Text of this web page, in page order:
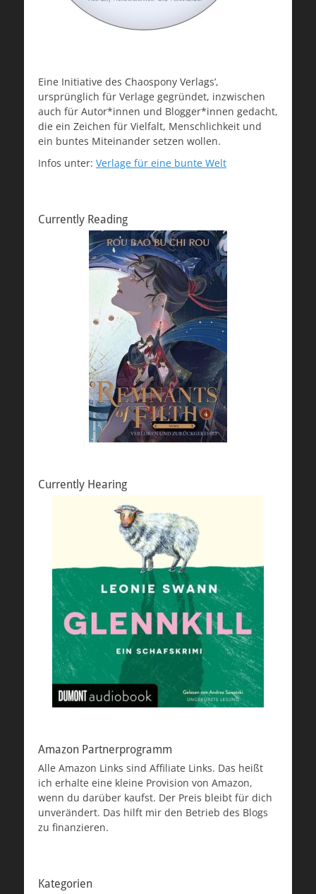
Eine Initiative des Chaospony Verlags’,
ursprünglich für Verlage gegründet, inzwischen
auch für Autor*innen und Blogger*innen gedacht,
die ein Zeichen für Vielfalt, Menschlichkeit und
ein buntes Miteinander setzen wollen.
Infos unter: Verlage für eine bunte Welt
Currently Reading
Currently Hearing
Amazon Partnerprogramm
Alle Amazon Links sind Affiliate Links. Das heißt
ich erhalte eine kleine Provision von Amazon,
wenn du darüber kaufst. Der Preis bleibt für dich
unverändert. Das hilft mir den Betrieb des Blogs
zu finanzieren.
Kategorien